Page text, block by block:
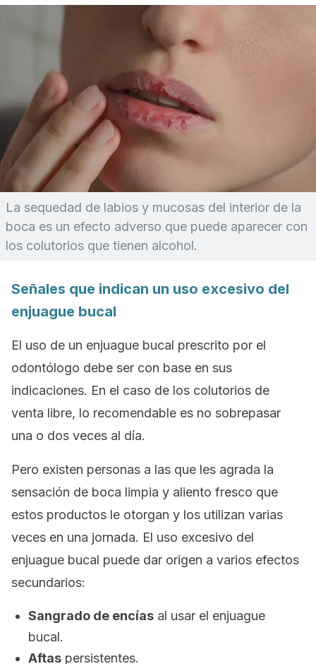
La sequedad de labios y mucosas del interior de la
boca es un efecto adverso que puede aparecer con
los colutorios que tienen alcohol.
Señales que indican un uso excesivo del
enjuague bucal
El uso de un enjuague bucal prescrito por el
odontólogo debe ser con base en sus
indicaciones. En el caso de los colutorios de
venta libre, lo recomendable es no sobrepasar
una o dos veces al día.
Pero existen personas a las que les agrada la
sensación de boca limpia y aliento fresco que
estos productos le otorgan y los utilizan varias
veces en una jornada. El uso excesivo del
enjuague bucal puede dar origen a varios efectos
secundarios:
Sangrado de encías al usar el enjuague
bucal.
Aftas persistentes.